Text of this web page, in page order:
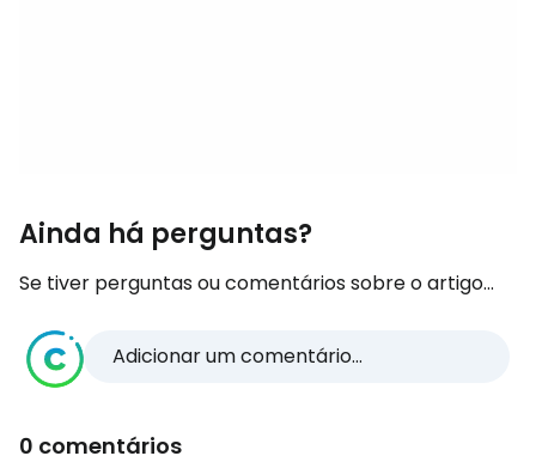
Ainda há perguntas?
Se tiver perguntas ou comentários sobre o artigo...
Adicionar um comentário...
0 comentários